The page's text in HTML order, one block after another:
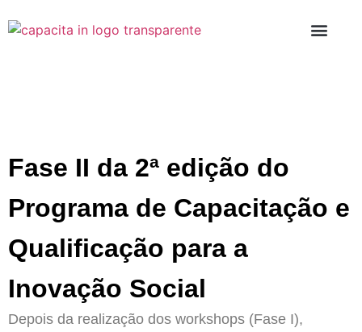
Fase II da 2ª edição do
Programa de Capacitação e
Qualificação para a
Inovação Social
Depois da realização dos workshops (Fase I),